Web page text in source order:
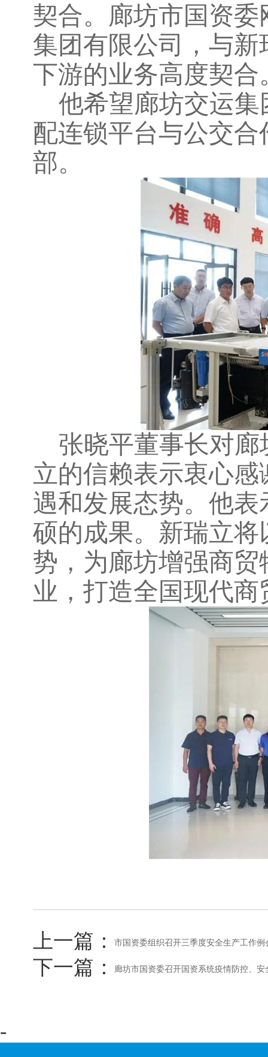
契合。廊坊市国资
集团有限公司，与
下游的业务高度契合
他希望廊坊交运
配连锁平台与公交
部。
张晓平董事长对
立的信赖表示衷心
遇和发展态势。他
硕的成果。新瑞立
势，为廊坊增强商
业，打造全国现代
上一篇： 市国资委组织召开三季度安全生产工作例
下一篇： 廊坊市国资委召开国资系统疫情防控、
-